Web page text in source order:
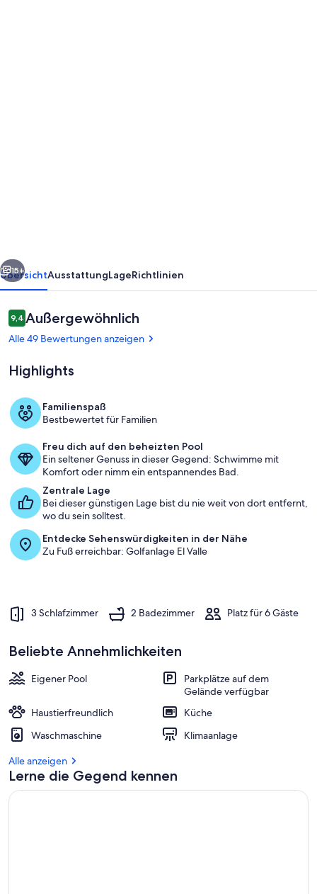
beheizter
Pool,
WiFi.
Nach
ausgerichteter
Garten
Pool.
Weiter
15+
ÜbersichtAusstattungLageRichtlinien
Bewertungen
9,49,4 von 10.
Außergewöhnlich
Alle 49 Bewertungen anzeigen
Highlights
Familienspaß
Bestbewertet für Familien
Freu dich auf den beheizten Pool
Ein seltener Genuss in dieser Gegend: Schwimme mit
Komfort oder nimm ein entspannendes Bad.
Zentrale Lage
Bei dieser günstigen Lage bist du nie weit von dort entfernt,
wo du sein solltest.
Entdecke Sehenswürdigkeiten in der Nähe
Zu Fuß erreichbar: Golfanlage El Valle
3 Schlafzimmer 2 Badezimmer Platz für 6 Gäste
Beliebte Annehmlichkeiten
Eigener Pool
Parkplätze auf dem
Gelände verfügbar
Haustierfreundlich
Küche
Waschmaschine
Klimaanlage
Alle anzeigen
Lerne die Gegend kennen